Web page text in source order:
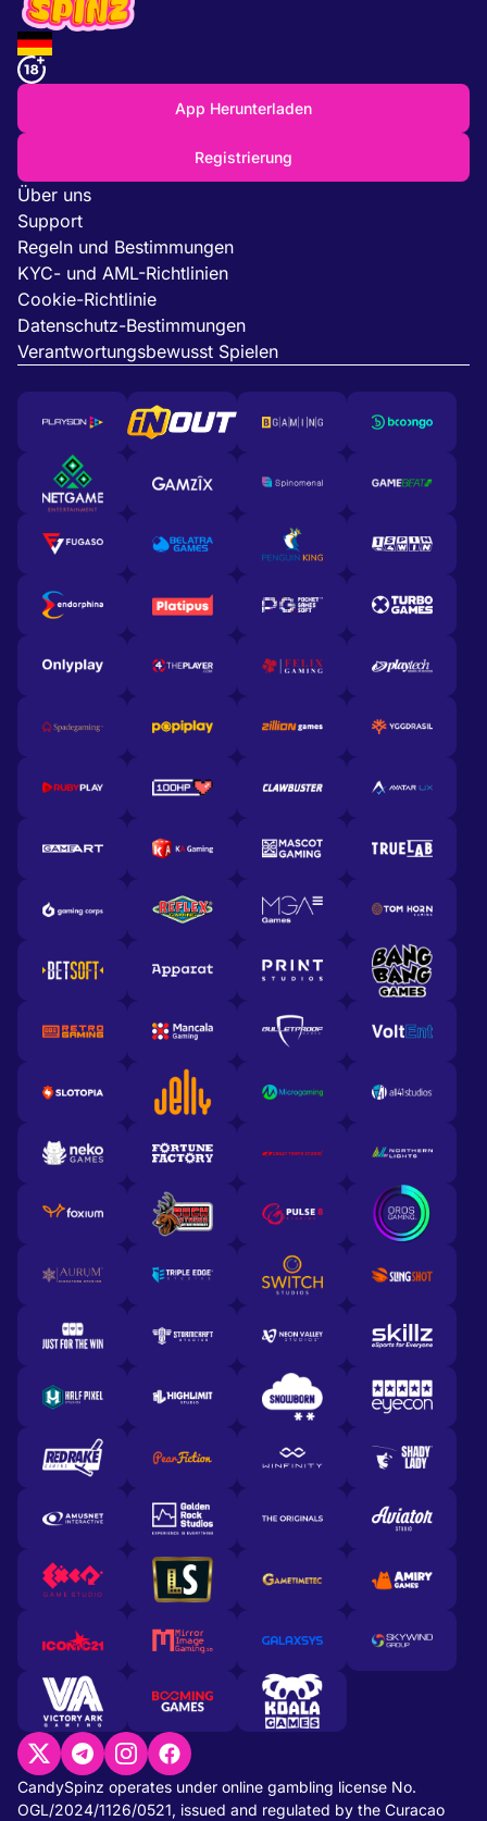
Über uns
Support
Regeln und Bestimmungen
KYC- und AML-Richtlinien
Cookie-Richtlinie
Datenschutz-Bestimmungen
Verantwortungsbewusst Spielen
App Herunterladen
Registrierung
CandySpinz operates under online gambling license No.
OGL/2024/1126/0521, issued and regulated by the Curacao